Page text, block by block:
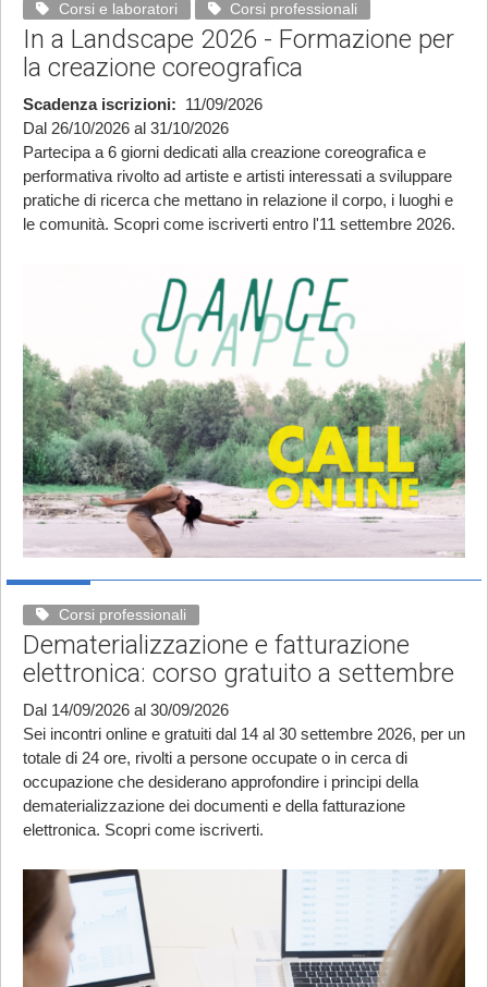
Corsi e laboratori Corsi professionali
In a Landscape 2026 - Formazione per
la creazione coreografica
Scadenza iscrizioni
11/09/2026
Dal 26/10/2026 al 31/10/2026
Partecipa a 6 giorni dedicati alla creazione coreografica e
performativa rivolto ad artiste e artisti interessati a sviluppare
pratiche di ricerca che mettano in relazione il corpo, i luoghi e
le comunità. Scopri come iscriverti entro l'11 settembre 2026.
Corsi professionali
Dematerializzazione e fatturazione
elettronica: corso gratuito a settembre
Dal 14/09/2026 al 30/09/2026
Sei incontri online e gratuiti dal 14 al 30 settembre 2026, per un
totale di 24 ore, rivolti a persone occupate o in cerca di
occupazione che desiderano approfondire i principi della
dematerializzazione dei documenti e della fatturazione
elettronica. Scopri come iscriverti.